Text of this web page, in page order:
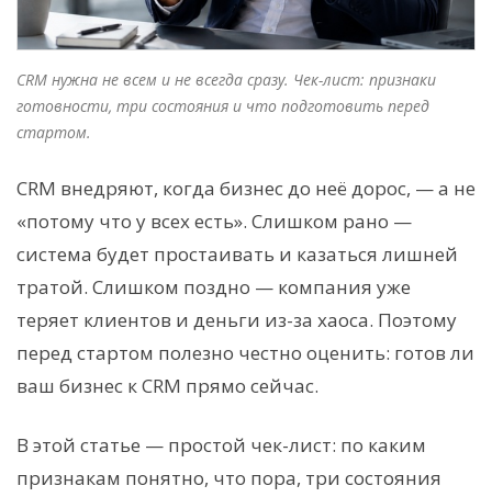
CRM нужна не всем и не всегда сразу. Чек-лист: признаки
готовности, три состояния и что подготовить перед
стартом.
CRM внедряют, когда бизнес до неё дорос, — а не
«потому что у всех есть». Слишком рано —
система будет простаивать и казаться лишней
тратой. Слишком поздно — компания уже
теряет клиентов и деньги из-за хаоса. Поэтому
перед стартом полезно честно оценить: готов ли
ваш бизнес к CRM прямо сейчас.
В этой статье — простой чек-лист: по каким
признакам понятно, что пора, три состояния